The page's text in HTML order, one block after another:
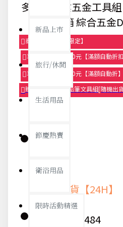
新品上市
旅行/休閒
生活用品
節慶熱賣
衛浴用品
限時活動精選
多功能專業五金工具
具箱 綜合五金
商品95折【今日限定】
享滿1000元折100元【滿額自動折扣
享滿2000元折250元【滿額自動折】
贈品-滿899送色鉛筆文具組[隨機出
快速出貨【24H】
9484